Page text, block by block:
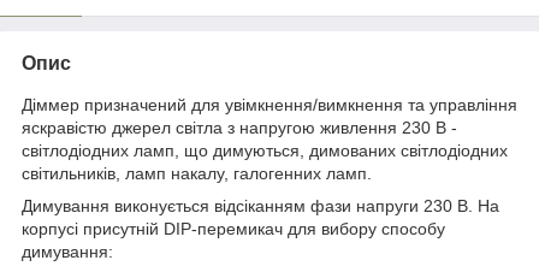
Опис
Діммер призначений для увімкнення/вимкнення та управління
яскравістю джерел світла з напругою живлення 230 В -
світлодіодних ламп, що димуються, димованих світлодіодних
світильників, ламп накалу, галогенних ламп.
Димування виконується відсіканням фази напруги 230 В. На
корпусі присутній DІР-перемикач для вибору способу
димування: